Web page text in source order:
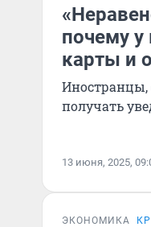
почему у
карты и
Иностранцы,
получать
13 июня, 2025,
ЭКОНОМИКА